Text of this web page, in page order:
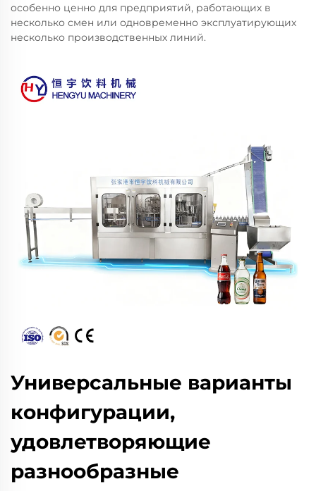
особенно ценно для предприятий, работающих в
несколько смен или одновременно эксплуатирующих
несколько производственных линий.
Универсальные варианты
конфигурации,
удовлетворяющие
разнообразные